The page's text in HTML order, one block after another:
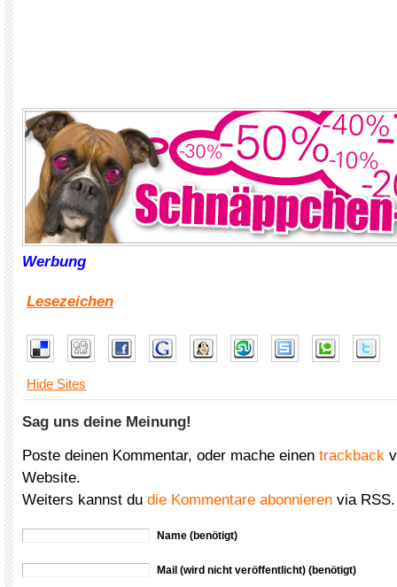
Werbung
Lesezeichen
Hide Sites
Sag uns deine Meinung!
Poste deinen Kommentar, oder mache einen trackback
Website.
Weiters kannst du die Kommentare abonnieren via RSS.
Name (benötigt)
Mail (wird nicht veröffentlicht) (benötigt)